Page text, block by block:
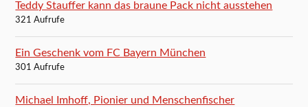
Teddy Stauffer kann das braune Pack nicht ausstehen
321 Aufrufe
Ein Geschenk vom FC Bayern München
301 Aufrufe
Michael Imhoff, Pionier und Menschenfischer